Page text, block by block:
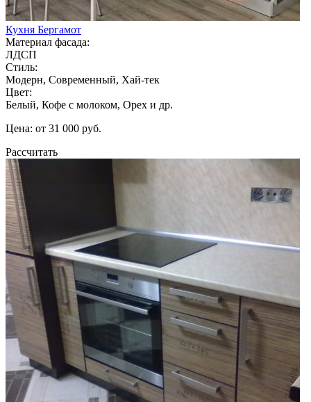
Кухня Бергамот
Материал фасада:
ЛДСП
Стиль:
Модерн, Современный, Хай-тек
Цвет:
Белый, Кофе с молоком, Орех и др.
Цена: от 31 000 руб.
Рассчитать